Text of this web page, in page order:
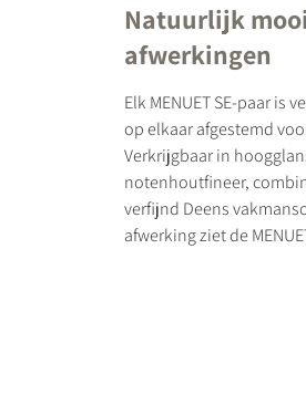
Natuurlijk
afwerkingen
Elk MENUET SE-paar
op elkaar afgestemd
Verkrijgbaar in
notenhoutfineer,
verfijnd Deens
afwerking ziet de